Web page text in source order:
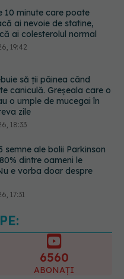
să ții pâinea când
caniculă. Greșeala care o
18:33
semne ale bolii Parkinson
dintre oameni le
e vorba doar despre
17:31
manifest pentru
acceptare: Corpul
o poveste
6560
ABONAȚI